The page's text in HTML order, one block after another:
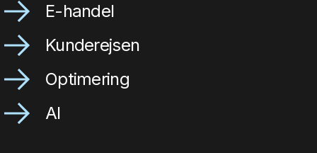
E-handel
Kunderejsen
Optimering
AI